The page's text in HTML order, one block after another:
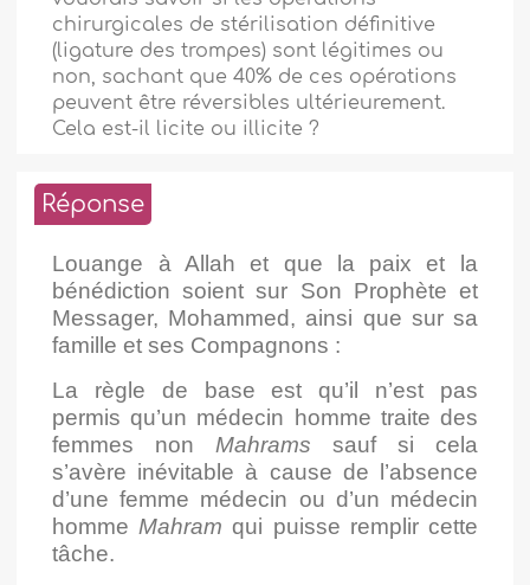
chirurgicales de stérilisation définitive
(ligature des trompes) sont légitimes ou
non, sachant que 40% de ces opérations
peuvent être réversibles ultérieurement.
Cela est-il licite ou illicite ?
Réponse
Louange à Allah et que la paix et la
bénédiction soient sur Son Prophète et
Messager, Mohammed, ainsi que sur sa
famille et ses Compagnons :
La règle de base est qu’il n’est pas
permis qu’un médecin homme traite des
femmes non Mahrams sauf si cela
s’avère inévitable à cause de l’absence
d’une femme médecin ou d’un médecin
homme Mahram qui puisse remplir cette
tâche.